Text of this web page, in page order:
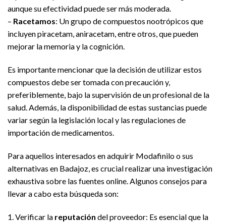
aunque su efectividad puede ser más moderada.
– Racetamos: Un grupo de compuestos nootrópicos que
incluyen piracetam, aniracetam, entre otros, que pueden
mejorar la memoria y la cognición.
Es importante mencionar que la decisión de utilizar estos
compuestos debe ser tomada con precaución y,
preferiblemente, bajo la supervisión de un profesional de la
salud. Además, la disponibilidad de estas sustancias puede
variar según la legislación local y las regulaciones de
importación de medicamentos.
Para aquellos interesados en adquirir Modafinilo o sus
alternativas en Badajoz, es crucial realizar una investigación
exhaustiva sobre las fuentes online. Algunos consejos para
llevar a cabo esta búsqueda son:
1. Verificar la reputación del proveedor: Es esencial que la